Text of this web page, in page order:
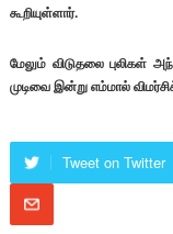
கூறியுள்ளார்.
மேலும் விடுதலை புலிகள்
முடிவை இன்று எம்மால்
Tweet on Twitter